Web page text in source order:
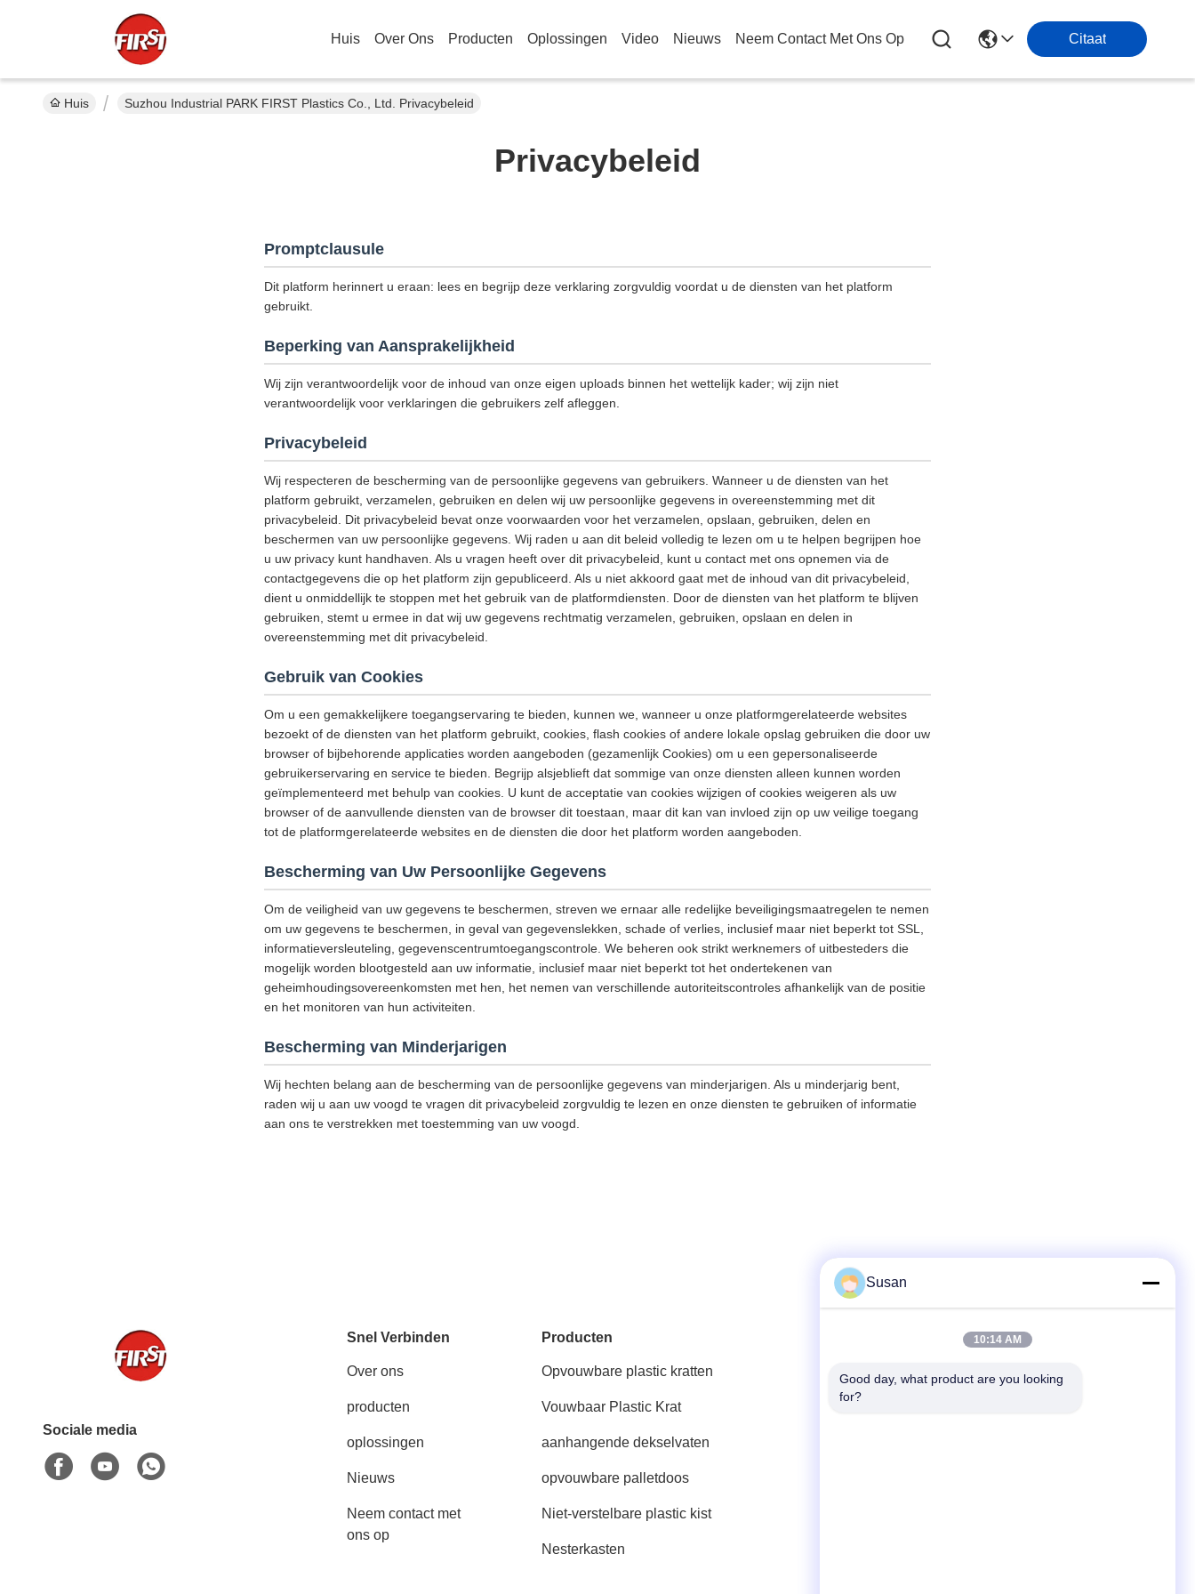
Huis Over Ons Producten Oplossingen Video Nieuws Neem Contact Met Ons Op Citaat
Huis Suzhou Industrial PARK FIRST Plastics Co., Ltd. Privacybeleid
Privacybeleid
Promptclausule
Dit platform herinnert u eraan: lees en begrijp deze verklaring zorgvuldig voordat u de diensten van het platform
gebruikt.
Beperking van Aansprakelijkheid
Wij zijn verantwoordelijk voor de inhoud van onze eigen uploads binnen het wettelijk kader; wij zijn niet
verantwoordelijk voor verklaringen die gebruikers zelf afleggen.
Privacybeleid
Wij respecteren de bescherming van de persoonlijke gegevens van gebruikers. Wanneer u de diensten van het
platform gebruikt, verzamelen, gebruiken en delen wij uw persoonlijke gegevens in overeenstemming met dit
privacybeleid. Dit privacybeleid bevat onze voorwaarden voor het verzamelen, opslaan, gebruiken, delen en
beschermen van uw persoonlijke gegevens. Wij raden u aan dit beleid volledig te lezen om u te helpen begrijpen hoe
u uw privacy kunt handhaven. Als u vragen heeft over dit privacybeleid, kunt u contact met ons opnemen via de
contactgegevens die op het platform zijn gepubliceerd. Als u niet akkoord gaat met de inhoud van dit privacybeleid,
dient u onmiddellijk te stoppen met het gebruik van de platformdiensten. Door de diensten van het platform te blijven
gebruiken, stemt u ermee in dat wij uw gegevens rechtmatig verzamelen, gebruiken, opslaan en delen in
overeenstemming met dit privacybeleid.
Gebruik van Cookies
Om u een gemakkelijkere toegangservaring te bieden, kunnen we, wanneer u onze platformgerelateerde websites
bezoekt of de diensten van het platform gebruikt, cookies, flash cookies of andere lokale opslag gebruiken die door uw
browser of bijbehorende applicaties worden aangeboden (gezamenlijk Cookies) om u een gepersonaliseerde
gebruikerservaring en service te bieden. Begrijp alsjeblieft dat sommige van onze diensten alleen kunnen worden
geïmplementeerd met behulp van cookies. U kunt de acceptatie van cookies wijzigen of cookies weigeren als uw
browser of de aanvullende diensten van de browser dit toestaan, maar dit kan van invloed zijn op uw veilige toegang
tot de platformgerelateerde websites en de diensten die door het platform worden aangeboden.
Bescherming van Uw Persoonlijke Gegevens
Om de veiligheid van uw gegevens te beschermen, streven we ernaar alle redelijke beveiligingsmaatregelen te nemen
om uw gegevens te beschermen, in geval van gegevenslekken, schade of verlies, inclusief maar niet beperkt tot SSL,
informatieversleuteling, gegevenscentrumtoegangscontrole. We beheren ook strikt werknemers of uitbesteders die
mogelijk worden blootgesteld aan uw informatie, inclusief maar niet beperkt tot het ondertekenen van
geheimhoudingsovereenkomsten met hen, het nemen van verschillende autoriteitscontroles afhankelijk van de positie
en het monitoren van hun activiteiten.
Bescherming van Minderjarigen
Wij hechten belang aan de bescherming van de persoonlijke gegevens van minderjarigen. Als u minderjarig bent,
raden wij u aan uw voogd te vragen dit privacybeleid zorgvuldig te lezen en onze diensten te gebruiken of informatie
aan ons te verstrekken met toestemming van uw voogd.
Sociale media
Snel Verbinden
Over ons
producten
oplossingen
Nieuws
Neem contact met
ons op
Producten
Opvouwbare plastic kratten
Vouwbaar Plastic Krat
aanhangende dekselvaten
opvouwbare palletdoos
Niet-verstelbare plastic kist
Nesterkasten
Telefoon
Susan
10:14 AM
Good day, what product are you looking
for?